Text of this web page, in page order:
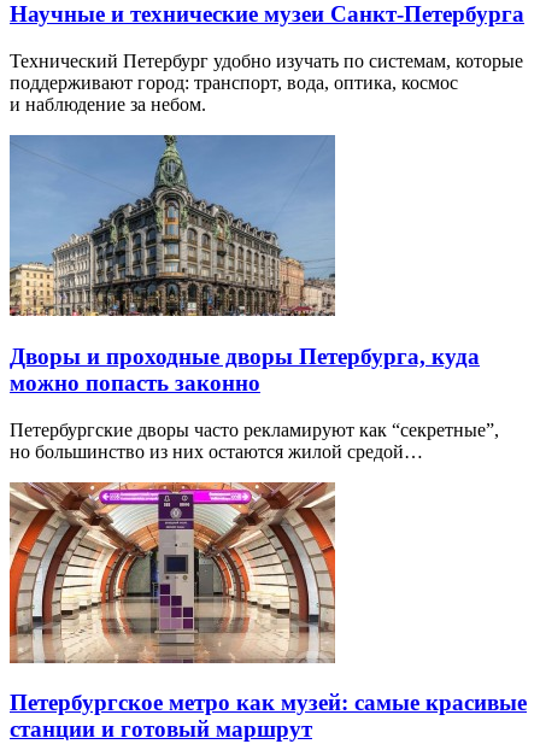
Научные и технические музеи Санкт-Петербурга
Технический Петербург удобно изучать по системам, которые
поддерживают город: транспорт, вода, оптика, космос
и наблюдение за небом.
Дворы и проходные дворы Петербурга, куда
можно попасть законно
Петербургские дворы часто рекламируют как “секретные”,
но большинство из них остаются жилой средой…
Петербургское метро как музей: самые красивые
станции и готовый маршрут